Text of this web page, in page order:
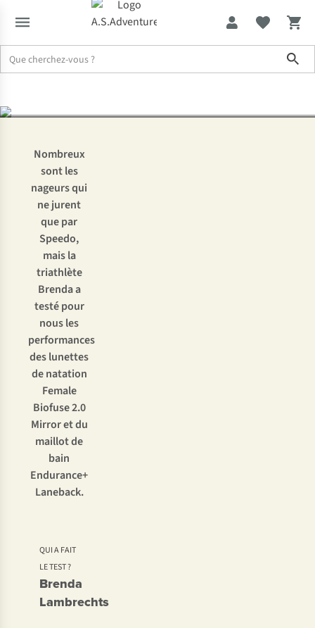
À l’essai : un ensemble
de natation de Speedo
Nombreux
sont les
nageurs qui
ne jurent
que par
Speedo,
mais la
triathlète
Brenda a
testé pour
nous les
performances
des lunettes
de natation
Female
Biofuse 2.0
Mirror et du
maillot de
bain
Endurance+
Laneback.
QUI A FAIT
LE TEST ?
Brenda
Lambrechts